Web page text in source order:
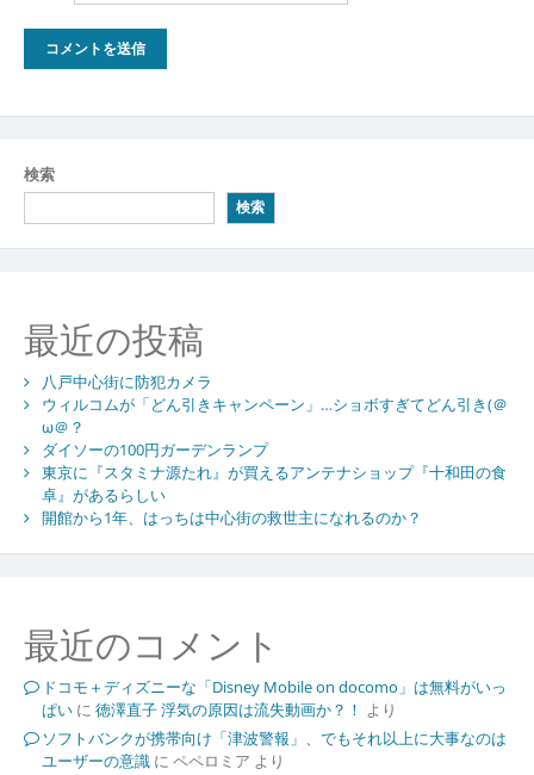
検索
検索
最近の投稿
八戸中心街に防犯カメラ
ウィルコムが「どん引きキャンペーン」…ショボすぎてどん引き(＠
ω＠？
ダイソーの100円ガーデンランプ
東京に『スタミナ源たれ』が買えるアンテナショップ『十和田の食
卓』があるらしい
開館から1年、はっちは中心街の救世主になれるのか？
最近のコメント
ドコモ＋ディズニーな「Disney Mobile on docomo」は無料がいっ
ぱいに 徳澤直子 浮気の原因は流失動画か？！ より
ソフトバンクが携帯向け「津波警報」、でもそれ以上に大事なのは
ユーザーの意識に ペペロミア より